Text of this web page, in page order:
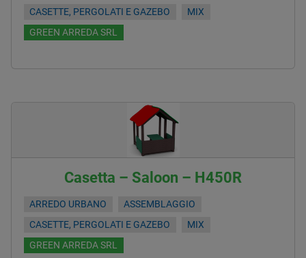
CASETTE, PERGOLATI E GAZEBO
MIX
GREEN ARREDA SRL
Casetta – Saloon – H450R
ARREDO URBANO
ASSEMBLAGGIO
CASETTE, PERGOLATI E GAZEBO
MIX
GREEN ARREDA SRL